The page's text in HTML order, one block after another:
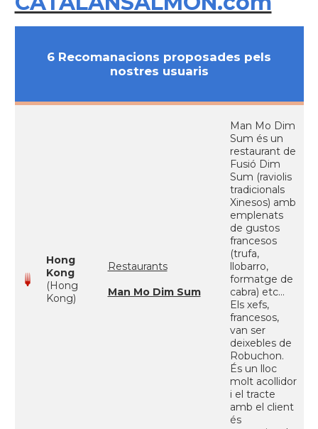
6 Recomanacions proposades pels
nostres usuaris
Hong
Kong
(Hong
Kong)
Restaurants
Man Mo Dim Sum
Man Mo Dim
Sum és un
restaurant de
Fusió Dim
Sum (raviolis
tradicionals
Xinesos) amb
emplenats
de gustos
francesos
(trufa,
llobarro,
formatge de
cabra) etc...
Els xefs,
francesos,
van ser
deixebles de
Robuchon.
És un lloc
molt acollidor
i el tracte
amb el client
és